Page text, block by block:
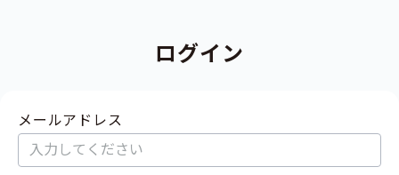
ログイン
メールアドレス